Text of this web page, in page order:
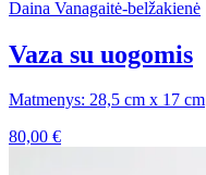
Daina Vanagaitė-belžakienė
Vaza su uogomis
Matmenys: 28,5 cm x 17 cm
80,00 €